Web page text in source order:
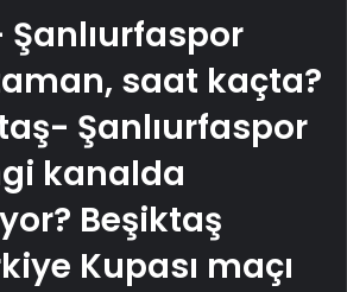
Şanlıurfaspor
saat kaçta?
Şanlıurfaspor
kanalda
Beşiktaş
Kupası maçı